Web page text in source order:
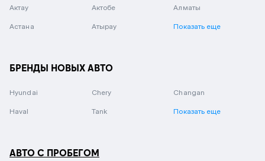
Актау Актобе Алматы
Астана Атырау Показать еще
БРЕНДЫ НОВЫХ АВТО
Hyundai Chery Changan
Haval Tank Показать еще
АВТО С ПРОБЕГОМ